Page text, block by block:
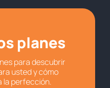
planes
para descubrir
usted y cómo
la perfección.